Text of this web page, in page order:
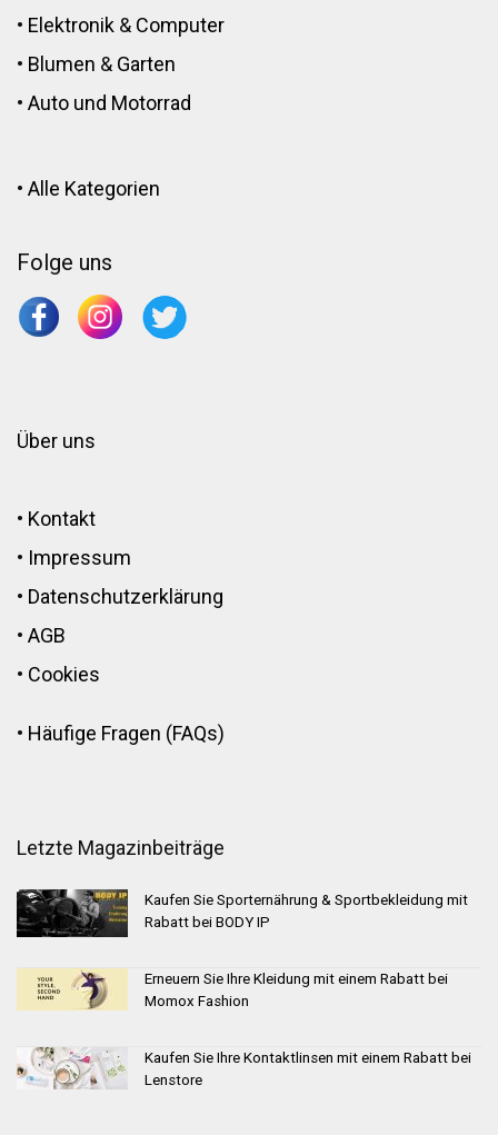
• Elektronik & Computer
• Blumen & Garten
• Auto und Motorrad
• Alle Kategorien
Folge uns
Über uns
• Kontakt
• Impressum
• Datenschutzerklärung
• AGB
• Cookies
• Häufige Fragen (FAQs)
Letzte Magazinbeiträge
Kaufen Sie Sporternährung & Sportbekleidung mit
Rabatt bei BODY IP
Erneuern Sie Ihre Kleidung mit einem Rabatt bei
Momox Fashion
Kaufen Sie Ihre Kontaktlinsen mit einem Rabatt bei
Lenstore